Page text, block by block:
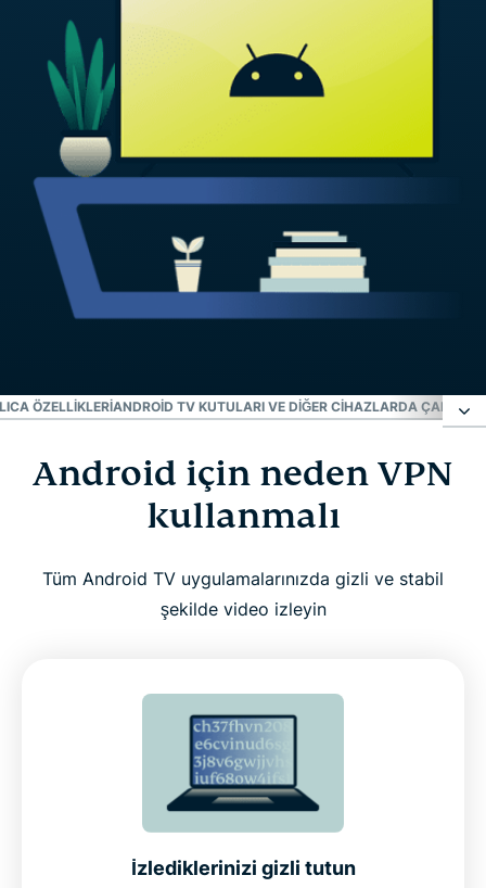
ÖZELLIKLERIANDROID TV KUTULARI VE DIĞER CIHAZLARDA ÇALIŞIR
Android için neden VPN kullanmalı
ExpressVPN, Android TV’ye üç kolay adımda nasıl
Android TV için ExpressVPN’in başlıca özellikleri
Android TV kutuları ve diğer cihazlarda çalışır
Neden diğer VPN’ler değil de ExpressVPN
Android için neden VPN
kullanmalı
Tüm Android TV uygulamalarınızda gizli ve stabil
şekilde video izleyin
İzlediklerinizi gizli tutun